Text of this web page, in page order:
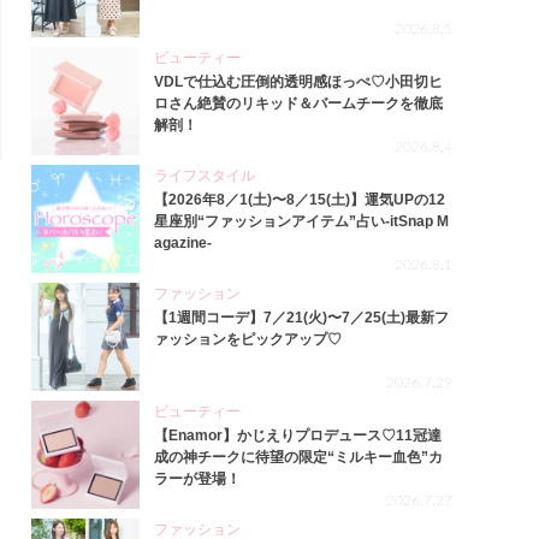
2026.8.5
ビューティー
VDLで仕込む圧倒的透明感ほっぺ♡小田切ヒ
ロさん絶賛のリキッド＆バームチークを徹底
解剖！
2026.8.4
ライフスタイル
【2026年8／1(土)〜8／15(土)】運気UPの12
星座別“ファッションアイテム”占い-itSnap M
agazine-
2026.8.1
ファッション
【1週間コーデ】7／21(火)〜7／25(土)最新フ
ァッションをピックアップ♡
2026.7.29
ビューティー
【Enamor】かじえりプロデュース♡11冠達
成の神チークに待望の限定“ミルキー血色”カ
ラーが登場！
2026.7.27
ファッション